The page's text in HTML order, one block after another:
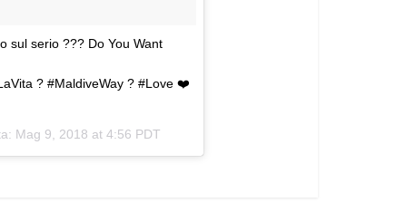
sul serio ??? Do You Want
? #MaldiveWay ? #Love ❤️
Mag 9, 2018 at 4:56 PDT